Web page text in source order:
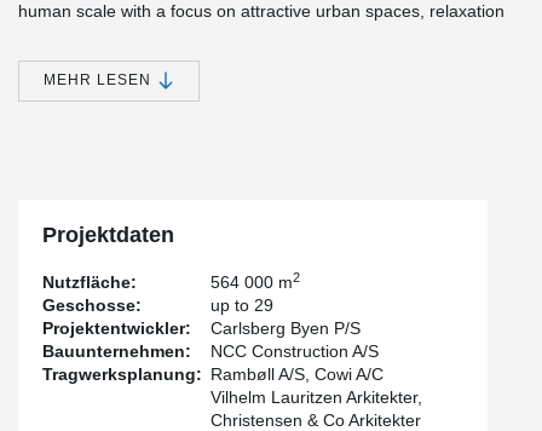
human scale with a focus on attractive urban spaces, relaxation
Peikko has for several projects in the city delivered 8 kilometers of
®
Composite Beams. Especially the high rise tower
MEHR LESEN
Projektdaten
Nutzfläche: 564 000 m2
Geschosse:
up to 29
Projektentwickler:
Carlsberg Byen P/S
Bauunternehmen:
NCC Construction A/S
Tragwerksplanung: Rambøll A/S, Cowi A/C
Vilhelm Lauritzen Arkitekter,
Christensen & Co Arkitekter